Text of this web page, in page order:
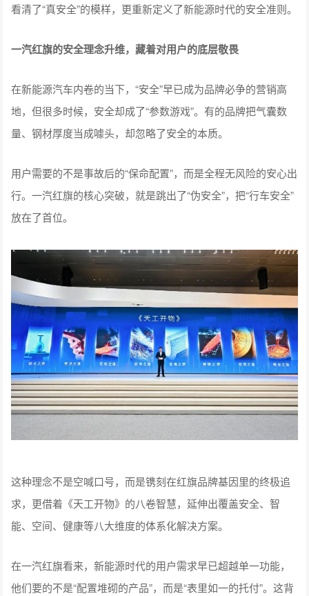
看清了“真安全”的模样，更重新定义了新能源时代的安全准则。
一汽红旗的安全理念升维，藏着对用户的底层敬畏
在新能源汽车内卷的当下，“安全”早已成为品牌必争的营销高
地，但很多时候，安全却成了“参数游戏”。有的品牌把气囊数
量、钢材厚度当成噱头，却忽略了安全的本质。
用户需要的不是事故后的“保命配置”，而是全程无风险的安心出
行。一汽红旗的核心突破，就是跳出了“伪安全”，把“行车安全”
放在了首位。
这种理念不是空喊口号，而是镌刻在红旗品牌基因里的终极追
求，更借着《天工开物》的八卷智慧，延伸出覆盖安全、智
能、空间、健康等八大维度的体系化解决方案。
在一汽红旗看来，新能源时代的用户需求早已超越单一功能，
他们要的不是“配置堆砌的产品”，而是“表里如一的托付”。这背